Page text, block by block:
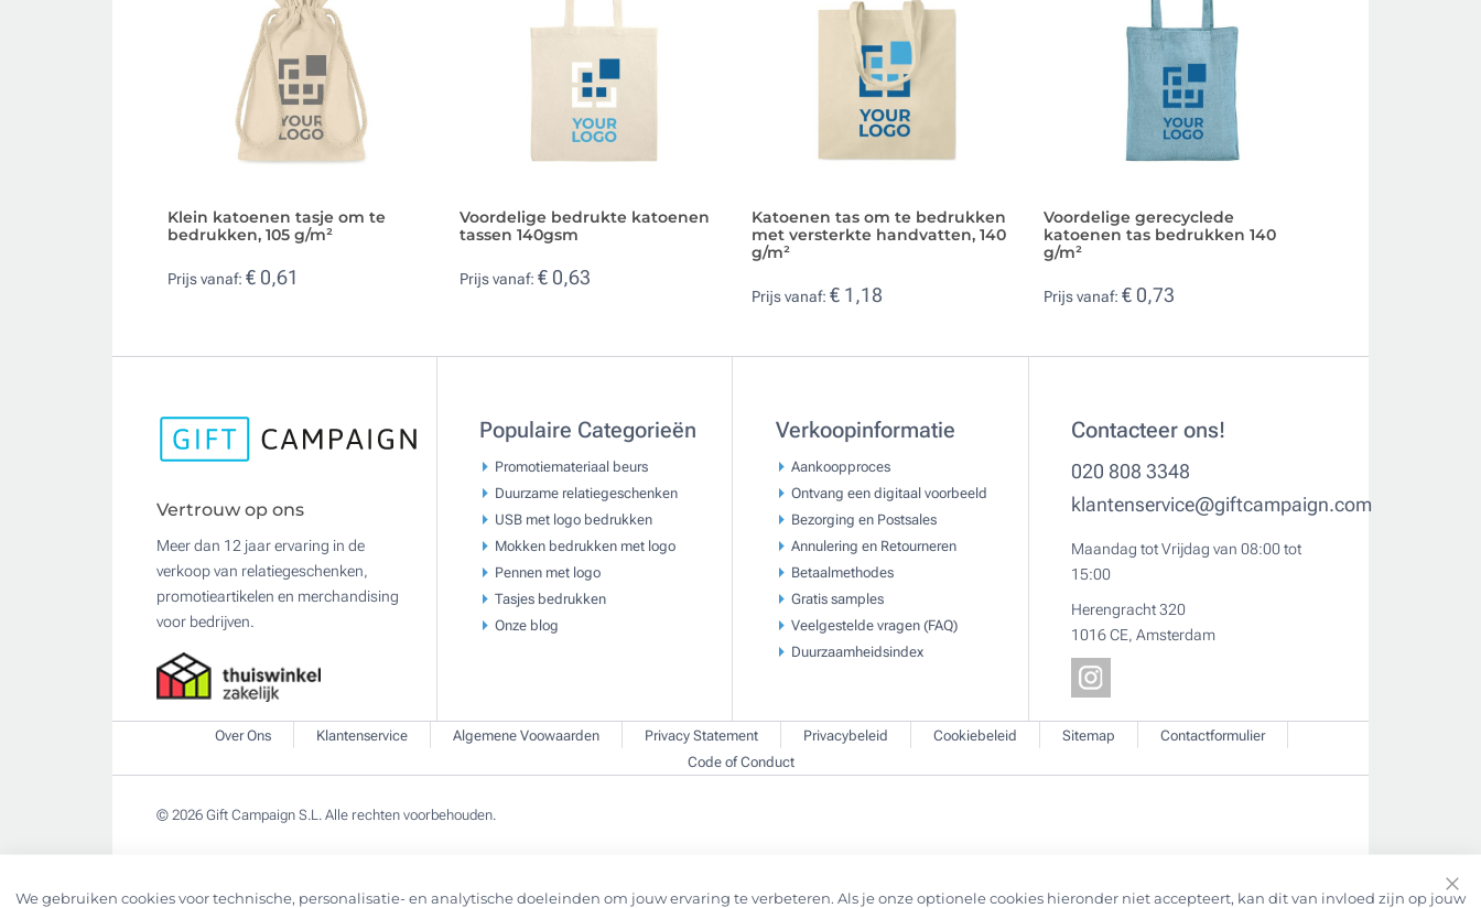
Klein katoenen tasje om te
bedrukken, 105 g/m²
Prijs vanaf: € 0,61
Voordelige bedrukte katoenen
tassen 140gsm
Prijs vanaf: € 0,63
Katoenen tas om te bedrukken
met versterkte handvatten, 140
g/m²
Prijs vanaf: € 1,18
Voordelige gerecyclede
katoenen tas bedrukken 140
g/m²
Prijs vanaf: € 0,73
Vertrouw op ons
Meer dan 12 jaar ervaring in de
verkoop van relatiegeschenken,
promotieartikelen en merchandising
voor bedrijven.
Populaire Categorieën
Promotiemateriaal beurs
Duurzame relatiegeschenken
USB met logo bedrukken
Mokken bedrukken met logo
Pennen met logo
Tasjes bedrukken
Onze blog
Verkoopinformatie
Aankoopproces
Ontvang een digitaal voorbeeld
Bezorging en Postsales
Annulering en Retourneren
Betaalmethodes
Gratis samples
Veelgestelde vragen (FAQ)
Duurzaamheidsindex
Contacteer ons!
020 808 3348
klantenservice@giftcampaign.com
Maandag tot Vrijdag van 08:00 tot
15:00
Herengracht 320
1016 CE, Amsterdam
Over Ons Klantenservice Algemene Voowaarden Privacy Statement Privacybeleid Cookiebeleid Sitemap
Contactformulier
Code of Conduct
© 2026 Gift Campaign S.L. Alle rechten voorbehouden.
We gebruiken cookies voor technische, personalisatie- en analytische doeleinden om jouw ervaring te verbeteren. Als je onze optionele cookies hieronder niet accepteert, kan dit van invloed zijn op jouw